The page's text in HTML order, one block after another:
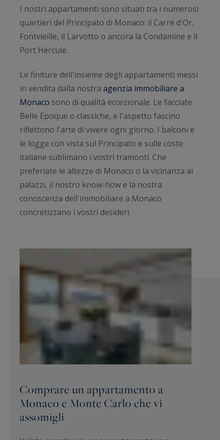
I nostri appartamenti sono situati tra i numerosi
quartieri del Principato di Monaco: il Carré d'Or,
Fontvieille, il Larvotto o ancora la Condamine e il
Port Hercule.
Le finiture dell'insieme degli appartamenti messi
in vendita dalla nostra agenzia immobiliare a
Monaco sono di qualità eccezionale. Le facciate
Belle Epoque o classiche, e l'aspetto fascino
riflettono l'arte di vivere ogni giorno. I balconi e
le logge con vista sul Principato e sulle coste
italiane sublimano i vostri tramonti. Che
preferiate le altezze di Monaco o la vicinanza ai
palazzi, il nostro know-how e la nostra
conoscenza dell'immobiliare a Monaco
concretizzano i vostri desideri.
Comprare un appartamento a
Monaco e Monte Carlo che vi
assomigli